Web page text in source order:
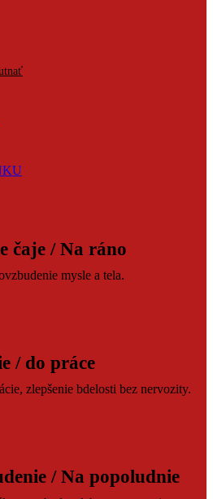
čaje / Na ráno
mysle a tela.
/ do práce
zlepšenie bdelosti bez nervozity.
/ Na popoludnie